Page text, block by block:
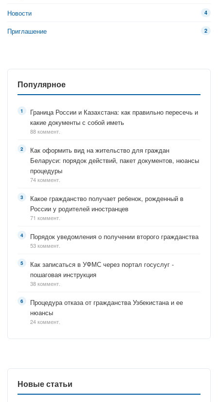
Новости 4
Приглашение 2
Популярное
Граница России и Казахстана: как правильно пересечь и
какие документы с собой иметь
88 коммент.
Как оформить вид на жительство для граждан
Беларуси: порядок действий, пакет документов, нюансы
процедуры
74 коммент.
Какое гражданство получает ребенок, рожденный в
России у родителей иностранцев
71 коммент.
Порядок уведомления о получении второго гражданства
53 коммент.
Как записаться в УФМС через портал госуслуг -
пошаговая инструкция
38 коммент.
Процедура отказа от гражданства Узбекистана и ее
нюансы
24 коммент.
Новые статьи